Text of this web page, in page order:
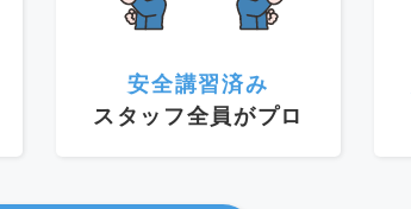
安全講習済み
スタッフ全員がプロ